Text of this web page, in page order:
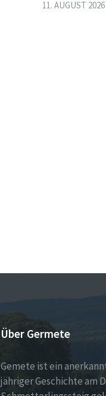
11. AUGUST 2026
Über Germete
Gemete ist ein
jähriger Geschichte am